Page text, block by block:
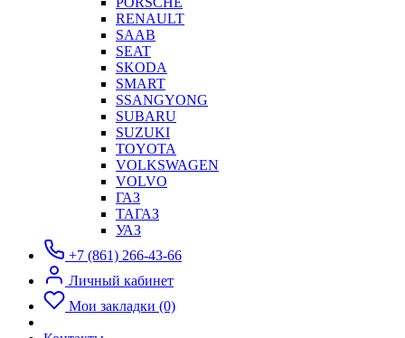
RENAULT
SAAB
SEAT
SKODA
SMART
SSANGYONG
SUBARU
SUZUKI
TOYOTA
VOLKSWAGEN
VOLVO
ГАЗ
ТАГАЗ
УАЗ
+7 (861) 266-43-66
Личный кабинет
Мои закладки (0)